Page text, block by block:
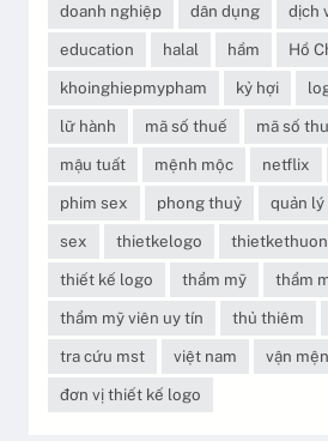
doanh nghiệp
dân dụng
dịch
education
halal hầm
Hồ
khoinghiepmypham
kỷ hợi
lữ hành
mã số thuế
mã số
mậu tuất
mệnh mộc netflix
phim sex
phong thuỷ
quản
sex
thietkelogo
thiết kế logo
thẩm mỹ
thẩm
thẩm mỹ viên uy tín
thủ thiêm
tra cứu mst
việt nam vận
đơn vị thiết kế logo